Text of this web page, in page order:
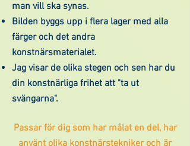
man vill ska synas.
Bilden byggs upp i flera lager med alla
färger och det andra
konstnärsmaterialet.
Jag visar de olika stegen och sen har du
din konstnärliga frihet att "ta ut
svängarna".
Passar för dig som har målat en del, har
använt olika konstnärstekniker och är